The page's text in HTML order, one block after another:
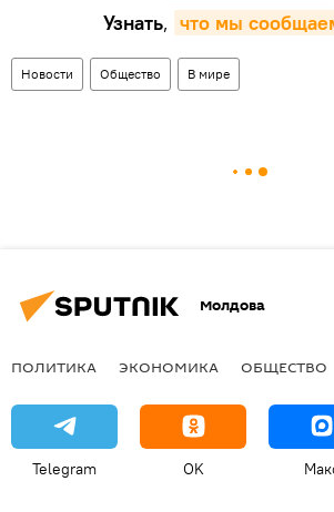
Узнать, что мы
Новости Общество В мире
Молдова
ПОЛИТИКА ЭКОНОМИКА ОБЩЕСТВО
Telegram OK